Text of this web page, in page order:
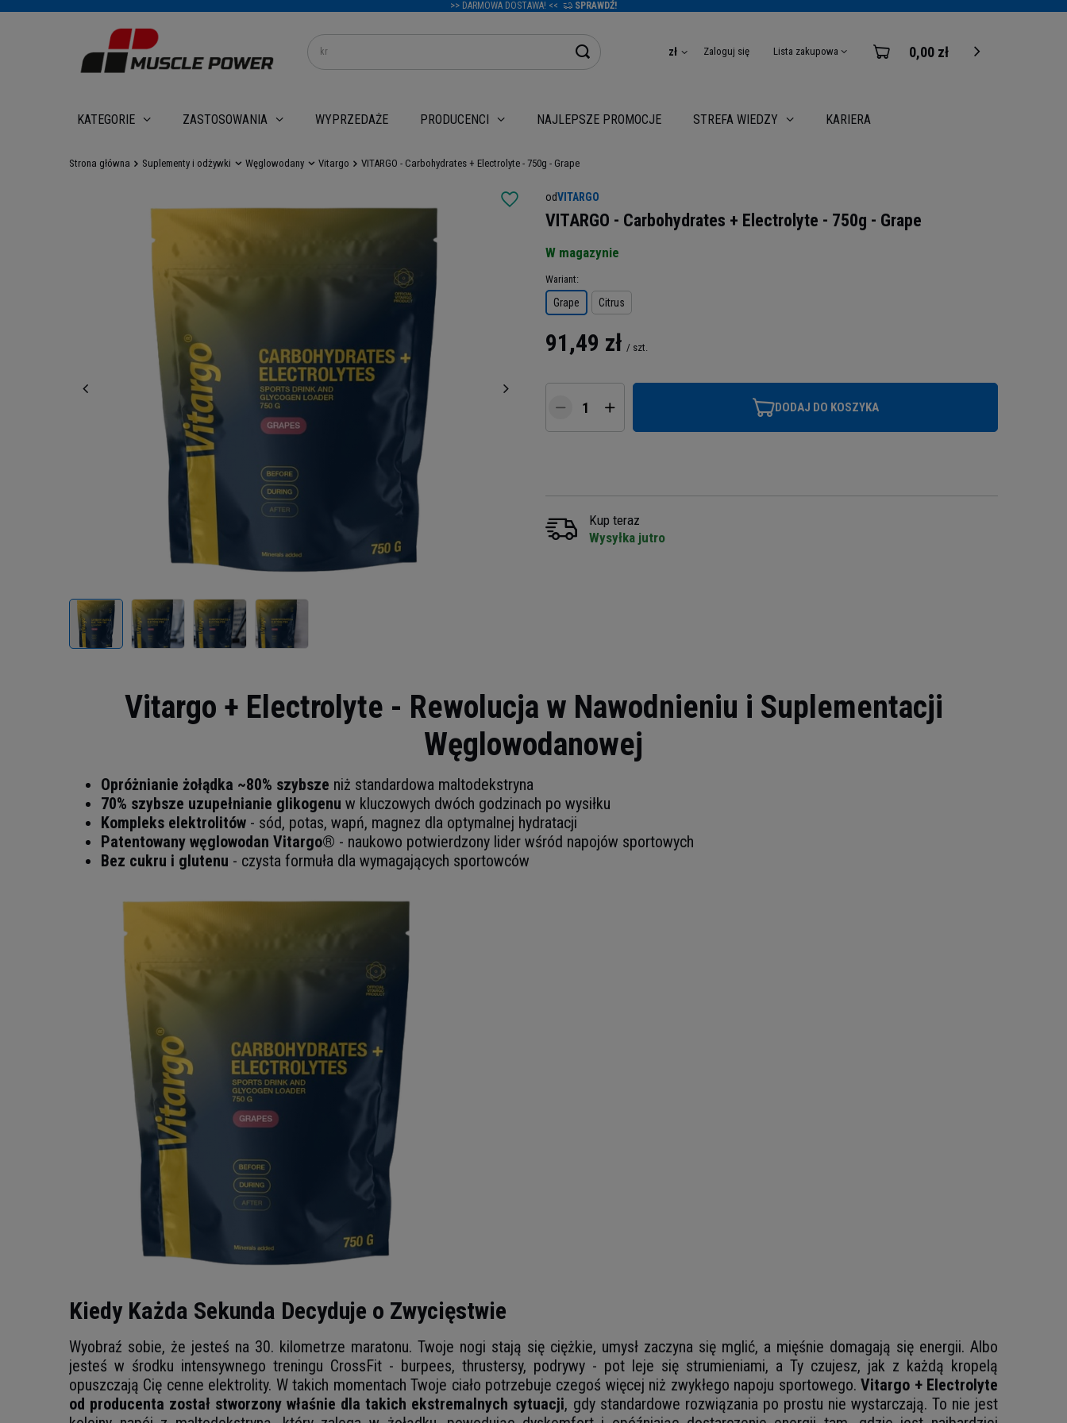
>> DARMOWA DOSTAWA! << SPRAWDŹ!
zł Zaloguj się Lista zakupowa 0,00 zł
KATEGORIE ZASTOSOWANIA WYPRZEDAŻE PRODUCENCI NAJLEPSZE PROMOCJE STREFA WIEDZY KARIERA
Strona główna Suplementy i odżywki Węglowodany Vitargo VITARGO - Carbohydrates + Electrolyte - 750g - Grape
odVITARGO
VITARGO - Carbohydrates + Electrolyte - 750g - Grape
W magazynie
Wariant
Grape Citrus
91,49 zł / szt.
DODAJ DO KOSZYKA
Kup teraz
Wysyłka jutro
Vitargo + Electrolyte - Rewolucja w Nawodnieniu i Suplementacji
Węglowodanowej
Opróżnianie żołądka ~80% szybsze niż standardowa maltodekstryna
70% szybsze uzupełnianie glikogenu w kluczowych dwóch godzinach po wysiłku
Kompleks elektrolitów - sód, potas, wapń, magnez dla optymalnej hydratacji
Patentowany węglowodan Vitargo® - naukowo potwierdzony lider wśród napojów sportowych
Bez cukru i glutenu - czysta formuła dla wymagających sportowców
Kiedy Każda Sekunda Decyduje o Zwycięstwie
Wyobraź sobie, że jesteś na 30. kilometrze maratonu. Twoje nogi stają się ciężkie, umysł zaczyna się mglić, a mięśnie domagają się energii. Albo
jesteś w środku intensywnego treningu CrossFit - burpees, thrustersy, podrywy - pot leje się strumieniami, a Ty czujesz, jak z każdą kropelą
opuszczają Cię cenne elektrolity. W takich momentach Twoje ciało potrzebuje czegoś więcej niż zwykłego napoju sportowego.Vitargo + Electrolyte
od producenta został stworzony właśnie dla takich ekstremalnych sytuacji, gdy standardowe rozwiązania po prostu nie wystarczają. To nie jest